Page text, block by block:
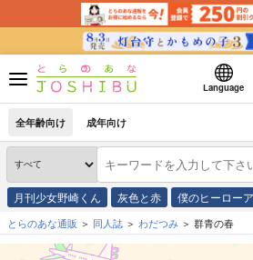
Language
全年齢向け 成年向け
月刊少女野崎くん 灰色と赤 僕のヒーロー
とらのあな通販 同人誌 わだつみ 群青の春